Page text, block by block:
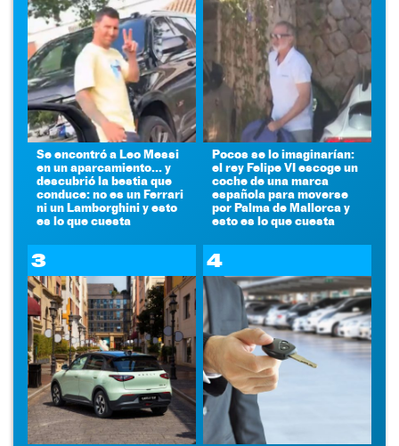
Se encontró a Leo Messi
en un aparcamiento... y
descubrió la bestia que
conduce: no es un Ferrari
ni un Lamborghini y esto
es lo que cuesta
Pocos se lo imaginarían:
el rey Felipe VI escoge un
coche de una marca
española para moverse
por Palma de Mallorca y
esto es lo que cuesta
3 4